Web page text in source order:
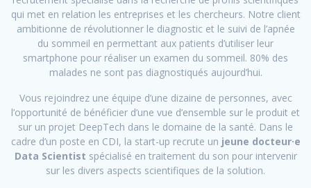
qui met en relation les entreprises et les chercheurs. Notre client
ambitionne de révolutionner le diagnostic et le suivi de l’apnée
du sommeil en permettant aux patients d’utiliser leur
smartphone pour réaliser un examen du sommeil. 80% des
malades ne sont pas diagnostiqués aujourd’hui.
Vous rejoindrez une équipe d’une dizaine de personnes, avec
l’opportunité de bénéficier d’une vue d’ensemble sur le produit et
sur un projet DeepTech dans le domaine de la santé. Dans le
cadre d’un poste en CDI, la start-up recrute un jeune docteur·e
Data Scientist spécialisé en traitement du son pour intervenir
sur les divers aspects scientifiques de la solution.